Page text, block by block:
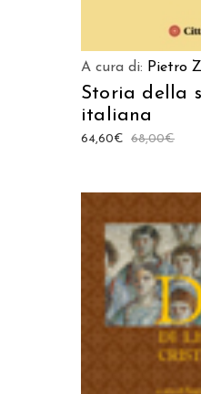
A cura di: Pietro
Storia della
italiana
68,00€
64,60€